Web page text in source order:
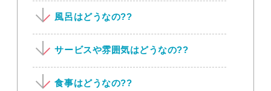
風呂はどうなの??
サービスや雰囲気はどうなの??
食事はどうなの??